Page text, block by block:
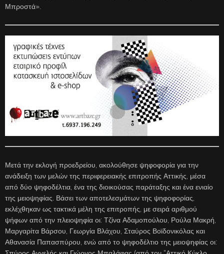
Μπροστά».
Μετά την εκλογή προεδρείου, ακολούθησε ψηφοφορία για την
ανάδειξη των μελών της περιφερειακής επιτροπής Αττικής, μέσα
από δύο ψηφοδέλτια, ένα της διοικούσας παράταξης και ένα ενιαίο
της μειοψηφίας. Βάσει των αποτελεσμάτων της ψηφοφορίας,
εκλέχθηκαν ως τακτικά μέλη της επιτροπής, με σειρά αριθμού
ψήφων από την πλειοψηφία οι: Τζίνα Αδαμοπούλου, Ρούλα Μακρή,
Μαργαρίτα Βάρσου, Γεωργία Βλάχου, Σταύρος Βοϊδονικόλας και
Αθανασία Παπασπύρου, ενώ από το ψηφοδέλτιο της μειοψηφίας οι: